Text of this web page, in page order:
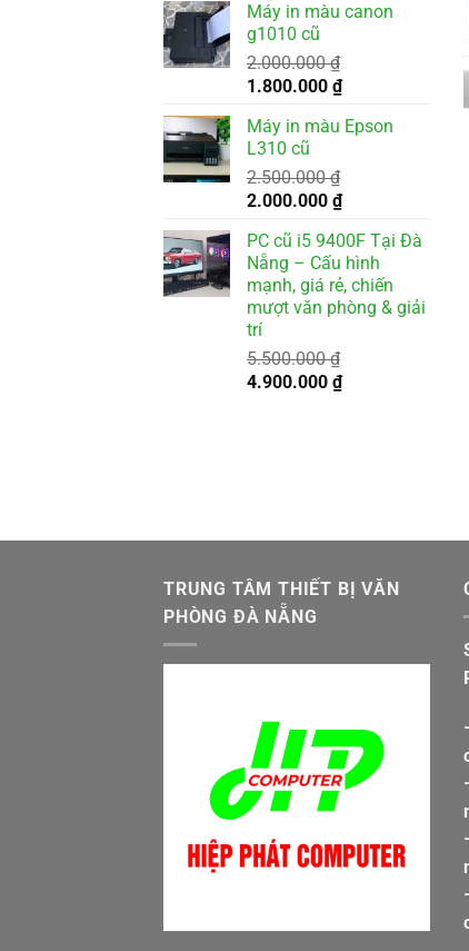
là:
3.500.000 ₫.
tại
Máy in màu canon
g1010 cũ
2.000.000₫
Giá
là:
2.000.000 ₫.
1.800.000 ₫Giá
tại
Máy in màu Epson
L310 cũ
2.500.000₫
Giá
là:
2.500.000 ₫.
2.000.000 ₫Giá
tại
là:
2.000.000 ₫.
PC cũ i5 9400F Tại Đà
Nẵng – Cấu hình
mạnh, giá rẻ, chiến
mượt văn phòng & giải
trí
5.500.000₫
Giá
4.900.000 ₫Giá
TRUNG TÂM THIẾT BỊ VĂN
PHÒNG ĐÀ NẴNG